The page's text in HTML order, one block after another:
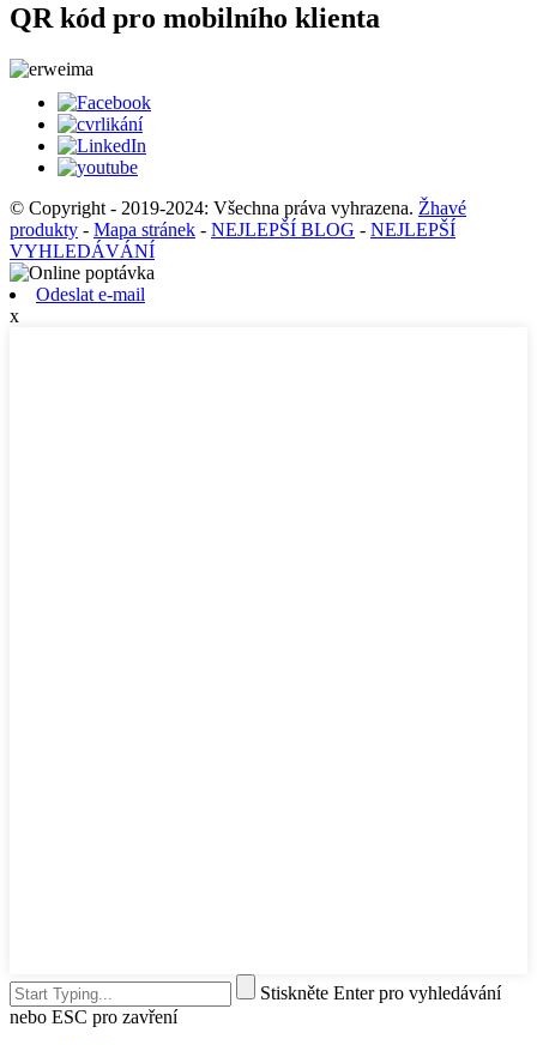
QR kód pro mobilního klienta
© Copyright - 2019-2024: Všechna práva vyhrazena. Žhavé
produkty - Mapa stránek - NEJLEPŠÍ BLOG - NEJLEPŠÍ
VYHLEDÁVÁNÍ
Odeslat e-mail
x
Stiskněte Enter pro vyhledávání
nebo ESC pro zavření